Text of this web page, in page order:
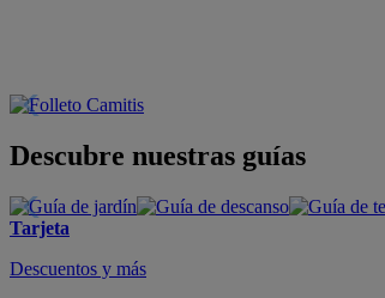
Descubre nuestras guías
Tarjeta
Descuentos y más